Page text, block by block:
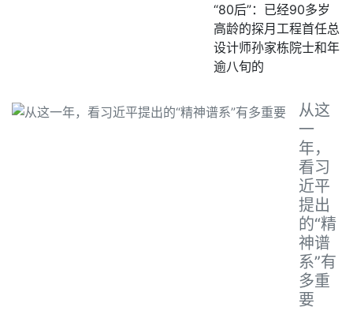
“80后”：已经90多岁
高龄的探月工程首任总
设计师孙家栋院士和年
逾八旬的
从这
一
年，
看习
近平
提出
的“精
神谱
系”有
多重
要